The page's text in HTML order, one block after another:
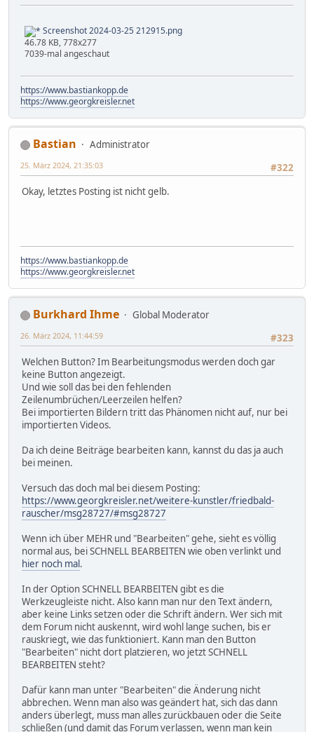
Screenshot 2024-03-25 212915.png
46.78 KB, 778x277
7039-mal angeschaut
https://www.bastiankopp.de
https://www.georgkreisler.net
Bastian
Administrator
#322
25. März 2024, 21:35:03
Okay, letztes Posting ist nicht gelb.
https://www.bastiankopp.de
https://www.georgkreisler.net
Burkhard Ihme
Global Moderator
#323
26. März 2024, 11:44:59
Welchen Button? Im Bearbeitungsmodus werden doch gar
keine Button angezeigt.
Und wie soll das bei den fehlenden
Zeilenumbrüchen/Leerzeilen helfen?
Bei importierten Bildern tritt das Phänomen nicht auf, nur bei
importierten Videos.
Da ich deine Beiträge bearbeiten kann, kannst du das ja auch
bei meinen.
Versuch das doch mal bei diesem Posting:
https://www.georgkreisler.net/weitere-kunstler/friedbald-
rauscher/msg28727/#msg28727
Wenn ich über MEHR und "Bearbeiten" gehe, sieht es völlig
normal aus, bei SCHNELL BEARBEITEN wie oben verlinkt und
hier noch mal.
In der Option SCHNELL BEARBEITEN gibt es die
Werkzeugleiste nicht. Also kann man nur den Text ändern,
aber keine Links setzen oder die Schrift ändern. Wer sich mit
dem Forum nicht auskennt, wird wohl lange suchen, bis er
rauskriegt, wie das funktioniert. Kann man den Button
"Bearbeiten" nicht dort platzieren, wo jetzt SCHNELL
BEARBEITEN steht?
Dafür kann man unter "Bearbeiten" die Änderung nicht
abbrechen. Wenn man also was geändert hat, sich das dann
anders überlegt, muss man alles zurückbauen oder die Seite
schließen (und damit das Forum verlassen, wenn man kein